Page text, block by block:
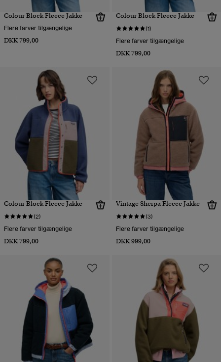
Colour Block Fleece Jakke
Flere farver tilgængelige
DKK 799,00
Colour Block Fleece Jakke
(1)
Flere farver tilgængelige
DKK 799,00
Colour Block Fleece Jakke
(2)
Flere farver tilgængelige
DKK 799,00
Vintage Sherpa Fleece Jakke
(3)
Flere farver tilgængelige
DKK 999,00